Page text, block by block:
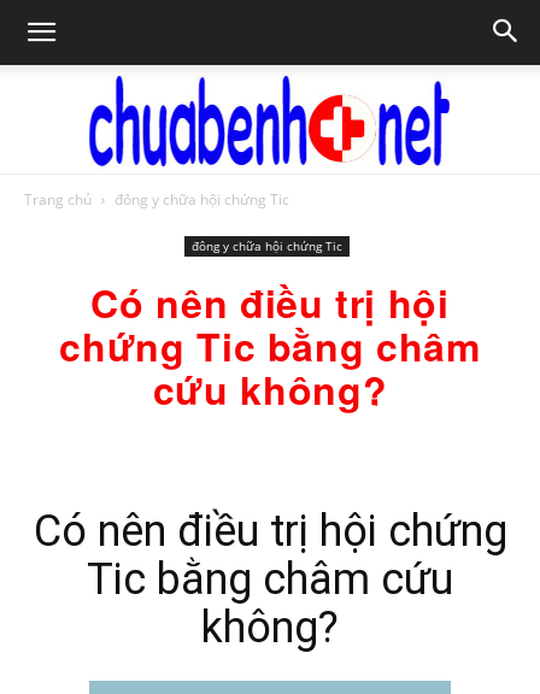
bệnh
Trang chủ đông y chữa hội chứng Tic
đông y chữa hội chứng Tic
Có nên điều trị hội
chứng Tic bằng châm
cứu không?
Có nên điều trị hội chứng
Tic bằng châm cứu
không?